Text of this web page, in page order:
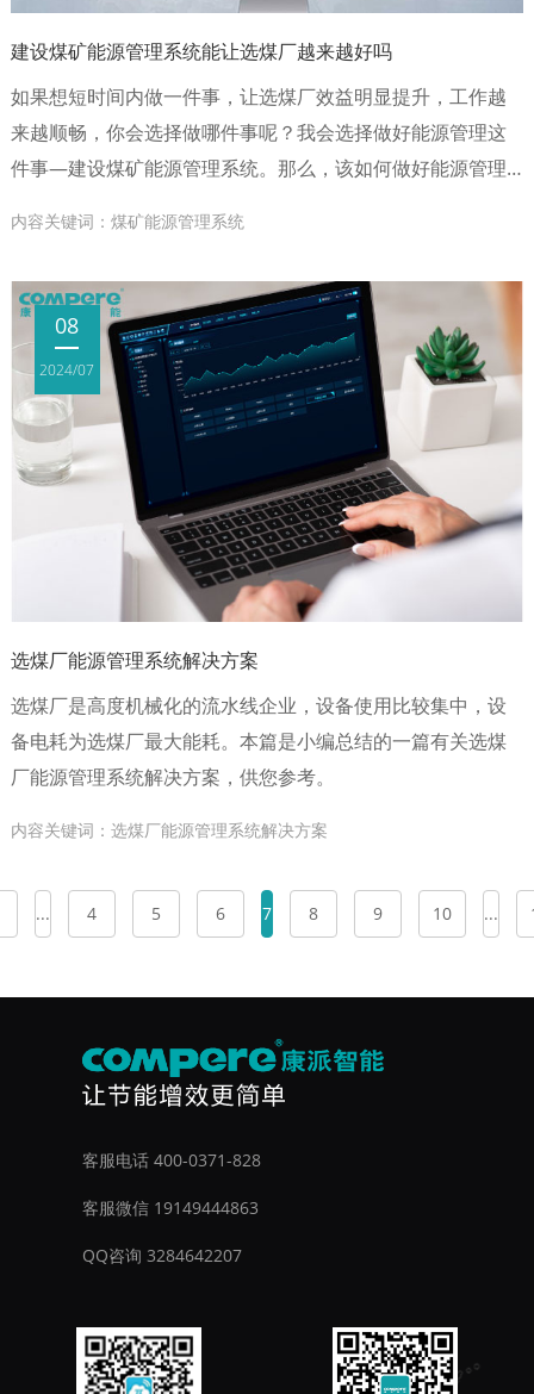
建设煤矿能源管理系统能让选煤厂越来越好吗
如果想短时间内做一件事，让选煤厂效益明显提升，工作越
来越顺畅，你会选择做哪件事呢？我会选择做好能源管理这
件事—建设煤矿能源管理系统。那么，该如何做好能源管理
内容关键词：煤矿能源管理系统
08
2024/07
选煤厂能源管理系统解决方案
选煤厂是高度机械化的流水线企业，设备使用比较集中，设
备电耗为选煤厂最大能耗。本篇是小编总结的一篇有关选煤
厂能源管理系统解决方案，供您参考。
内容关键词：选煤厂能源管理系统解决方案
... 4 5 6 7 8 9 10 ...
客服电话 400-0371-828
客服微信 19149444863
QQ咨询 3284642207